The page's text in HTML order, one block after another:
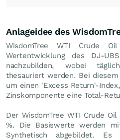
Anlageidee des
WisdomTree WTI Crude
Wertentwicklung des DJ-
nachzubilden, wobei
thesauriert werden. Bei
um einen 'Excess Return'-
Zinskomponente eine Total-
Der WisdomTree WTI Crude
%. Die Basiswerte werden
Synthetisch abgebildet.